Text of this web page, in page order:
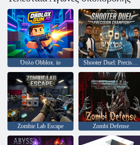
Όπλο Obblox. io Shooter Duel: Precision Champion
Zombie Lab Escape Zombi Defense